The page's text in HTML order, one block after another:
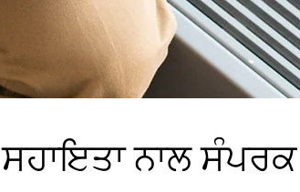
ਸਹਾਇਤਾ ਨਾਲ